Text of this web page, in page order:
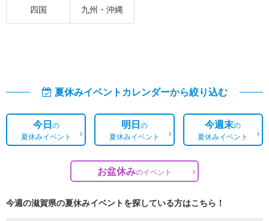
四国 九州・沖縄
夏休みイベントカレンダーから絞り込む
今日の
夏休みイベント
明日の
夏休みイベント
今週末の
夏休みイベント
お盆休みのイベント
今週の滋賀県の夏休みイベントを探している方はこちら！